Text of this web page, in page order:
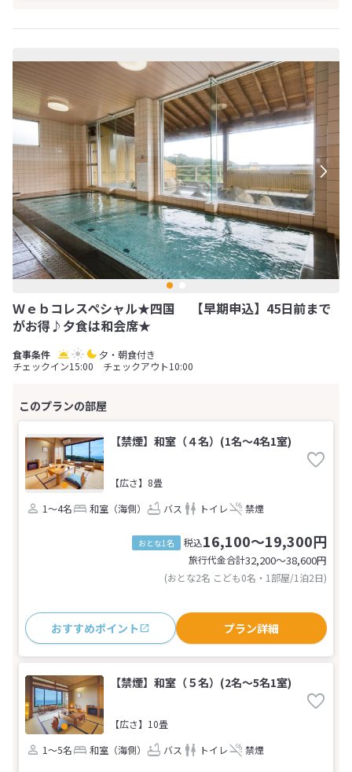
Ｗｅｂコレスペシャル★四国 【早期申込】45日前まで
がお得♪夕食は和会席★
夕・朝食付き
チェックイン15:00 チェックアウト10:00
【禁煙】和室（４名）(1名～4名1室)
【広さ】8畳
1～4名
和室（海側） バス トイレ 禁煙
おとな1名 税込16,100～19,300円
旅行代金合計32,200〜38,600円
(おとな2名 こども0名・1部屋/1泊2日)
おすすめポイント プラン詳細
【禁煙】和室（５名）(2名～5名1室)
【広さ】10畳
1～5名
和室（海側） バス トイレ 禁煙